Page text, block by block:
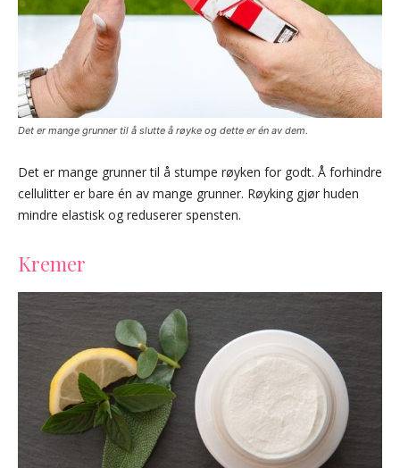
Det er mange grunner til å slutte å røyke og dette er én av dem.
Det er mange grunner til å stumpe røyken for godt. Å forhindre
cellulitter er bare én av mange grunner. Røyking gjør huden
mindre elastisk og reduserer spensten.
Kremer